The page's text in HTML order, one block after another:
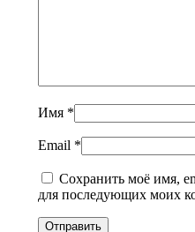
Имя *
Email *
Сохранить моё имя,
для последующих моих